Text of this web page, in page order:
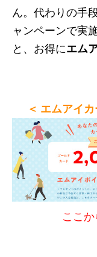
ん。代わりの手
ャンペーンで実
と、お得にエム
＜ エムアイ
ここ